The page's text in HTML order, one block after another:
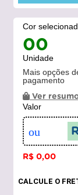
Cor
00
Unidade
Mais opções
pagamento
Ver
Valor
ou
R$ 0,00